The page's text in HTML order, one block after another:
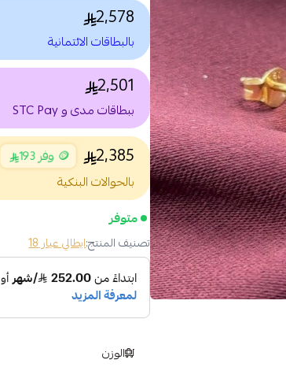
2,578
بالبطاقات الائتمانية
2,501
ببطاقات مدى و STC Pay
2,385 🪙 وفر 193
بالحوالات البنكية
متوفر
تصنيف المنتج:ايطالي عيار 18
الوزن